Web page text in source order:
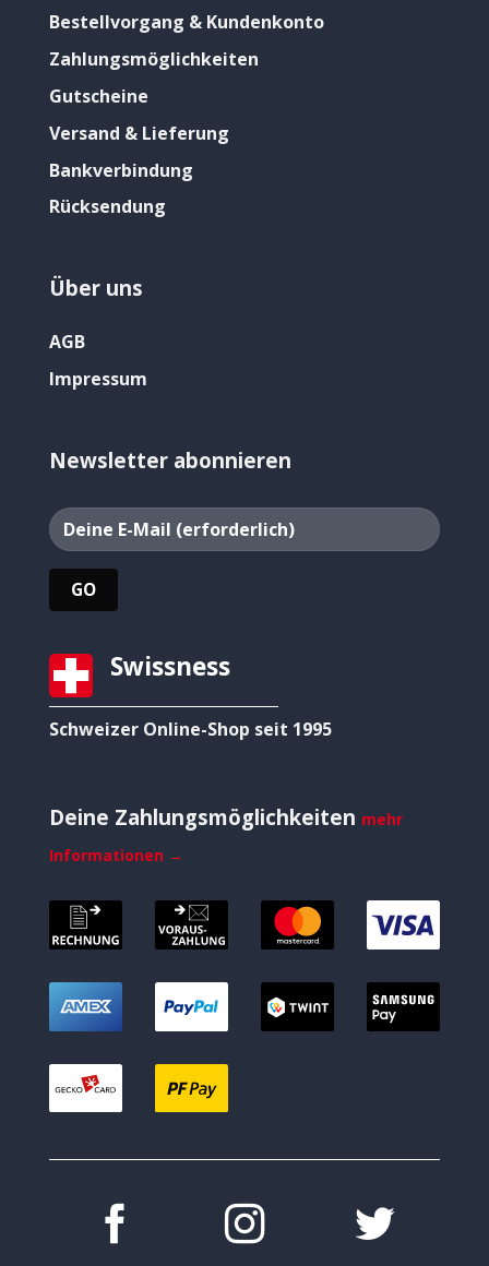
Bestellvorgang & Kundenkonto
Zahlungsmöglichkeiten
Gutscheine
Versand & Lieferung
Bankverbindung
Rücksendung
Über uns
AGB
Impressum
Newsletter abonnieren
Swissness
Schweizer Online-Shop seit 1995
Deine Zahlungsmöglichkeiten mehr
Informationen →